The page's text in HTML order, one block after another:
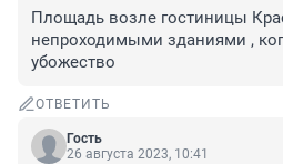
Площадь возле гостиницы
непроходимыми зданиями ,
убожество
ОТВЕТИТЬ
Гость
26 августа 2023, 10:41